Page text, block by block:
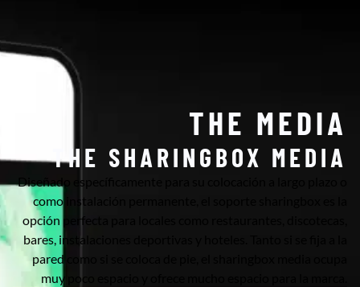
THE MEDIA
THE SHARINGBOX MEDIA
Diseñado específicamente para su colocación a largo plazo o
como instalación permanente, el soporte sharingbox es la
opción perfecta para locales como restaurantes, discotecas,
bares, instalaciones deportivas y hoteles. Tanto si se fija a la
pared como si se coloca de pie, el sharingbox media ocupa
muy poco espacio y ofrece mucho espacio para la marca.